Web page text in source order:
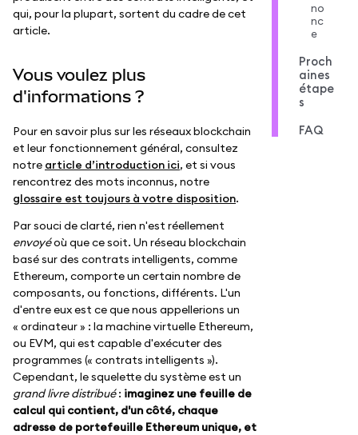
qui, pour la plupart, sortent du cadre de cet
article.
Vous voulez plus
d'informations ?
Pour en savoir plus sur les réseaux blockchain
et leur fonctionnement général, consultez
notre article d’introduction ici, et si vous
rencontrez des mots inconnus, notre
glossaire est toujours à votre disposition.
Par souci de clarté, rien n'est réellement
envoyéoù que ce soit. Un réseau blockchain
basé sur des contrats intelligents, comme
Ethereum, comporte un certain nombre de
composants, ou fonctions, différents. L'un
d'entre eux est ce que nous appellerions un
« ordinateur » : la machine virtuelle Ethereum,
ou EVM, qui est capable d'exécuter des
programmes (« contrats intelligents »).
Cependant, le squelette du système est un
grand livre distribué: imaginez une feuille de
calcul qui contient, d'un côté, chaque
adresse de portefeuille Ethereum unique, et
no
nc
e
Proch
aines
étape
s
FAQ